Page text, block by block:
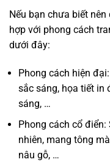
Nếu bạn chưa biết nên
hợp với phong cách
dưới đây:
Phong cách hiện
sắc sáng, họa tiết in
sáng, …
Phong cách cổ
nhiên, mang tông
nâu gỗ, …